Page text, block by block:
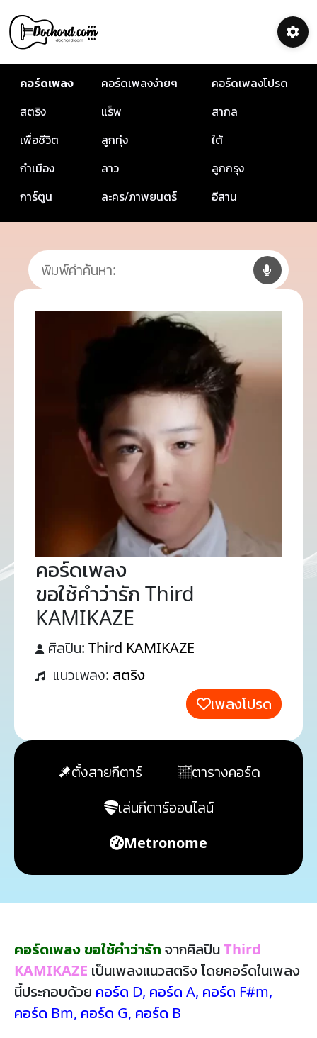
คอร์ดเพลง คอร์ดเพลงง่ายๆ
คอร์ดเพลงโปรด
สตริง
แร็พ
สากล
เพื่อชีวิต
ลูกทุ่ง
ใต้
กำเมือง
ลาว
ลูกกรุง
การ์ตูน
ละคร/ภาพยนตร์ อีสาน
คอร์ดเพลง
ขอใช้คำว่ารัก Third
KAMIKAZE
ศิลปิน: Third KAMIKAZE
แนวเพลง: สตริง
เพลงโปรด
ตั้งสายกีตาร์
ตารางคอร์ด
เล่นกีตาร์ออนไลน์
Metronome
คอร์ดเพลง ขอใช้คำว่ารัก จากศิลปินThird
KAMIKAZE เป็นเพลงแนวสตริง โดยคอร์ดในเพลง
นี้ประกอบด้วย คอร์ด D, คอร์ด A, คอร์ด F#m,
คอร์ด Bm, คอร์ด G, คอร์ด B